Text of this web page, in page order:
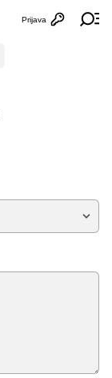
Otvori
Prijava